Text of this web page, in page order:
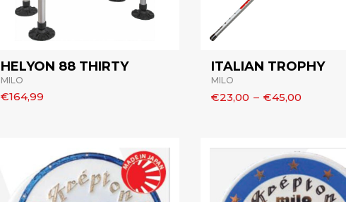
HELYON 88 THIRTY
MILO
€164,99
ITALIAN TROPHY
MILO
€23,00 – €45,00